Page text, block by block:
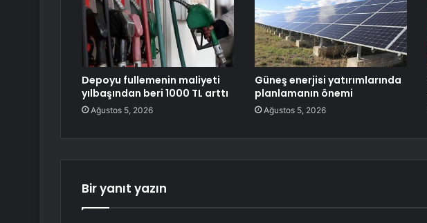
Depoyu fullemenin maliyeti
yılbaşından beri 1000 TL arttı
Ağustos 5, 2026
Güneş enerjisi yatırımlarında
planlamanın önemi
Ağustos 5, 2026
Bir yanıt yazın